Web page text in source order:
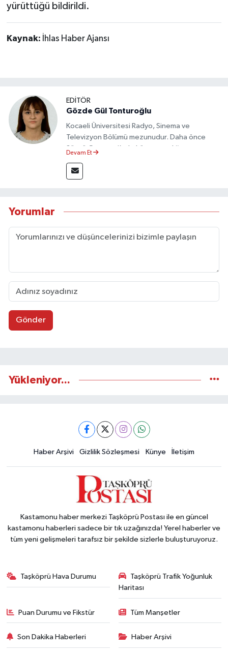
yürüttüğü bildirildi.
Kaynak: İhlas Haber Ajansı
EDİTÖR
Gözde Gül Tonturoğlu
Kocaeli Üniversitesi Radyo, Sinema ve
Televizyon Bölümü mezunudur. Daha önce
Sözcü Gazetesi’nde köşe yazarlığı yapmış ve
Devam Et
Yorumlar
Gönder
Yükleniyor...
Haber Arşivi Gizlilik Sözleşmesi Künye İletişim
Kastamonu haber merkezi Taşköprü Postası ile en güncel
kastamonu haberleri sadece bir tık uzağınızda! Yerel haberler ve
tüm yeni gelişmeleri tarafsız bir şekilde sizlerle buluşturuyoruz.
Taşköprü Hava Durumu
Taşköprü Trafik Yoğunluk
Haritası
Puan Durumu ve Fikstür Tüm Manşetler
Son Dakika Haberleri Haber Arşivi